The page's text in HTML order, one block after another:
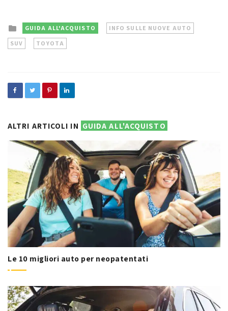
Posted
in
GUIDA ALL'ACQUISTO
INFO SULLE NUOVE AUTO
SUV
TOYOTA
ALTRI ARTICOLI IN GUIDA ALL'ACQUISTO
Le 10 migliori auto per neopatentati